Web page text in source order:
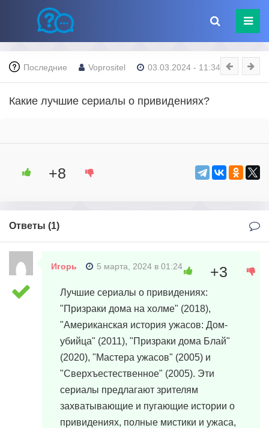
Последние Voprositel 03.03.2024 - 11:34
Какие лучшие сериалы о привидениях?
+8
Ответы (1)
Игорь 5 марта, 2024 в 01:24
Лучшие сериалы о привидениях:
"Призраки дома на холме" (2018),
"Американская история ужасов: Дом-
убийца" (2011), "Призраки дома Блай"
(2020), "Мастера ужасов" (2005) и
"Сверхъестественное" (2005). Эти
сериалы предлагают зрителям
захватывающие и пугающие истории о
привидениях, полные мистики и ужаса,
+3